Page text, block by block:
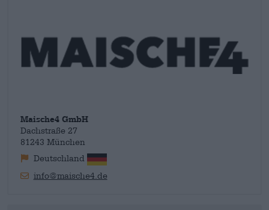
Maische4 GmbH
Dachstraße 27
81243 München
Deutschland
info@maische4.de